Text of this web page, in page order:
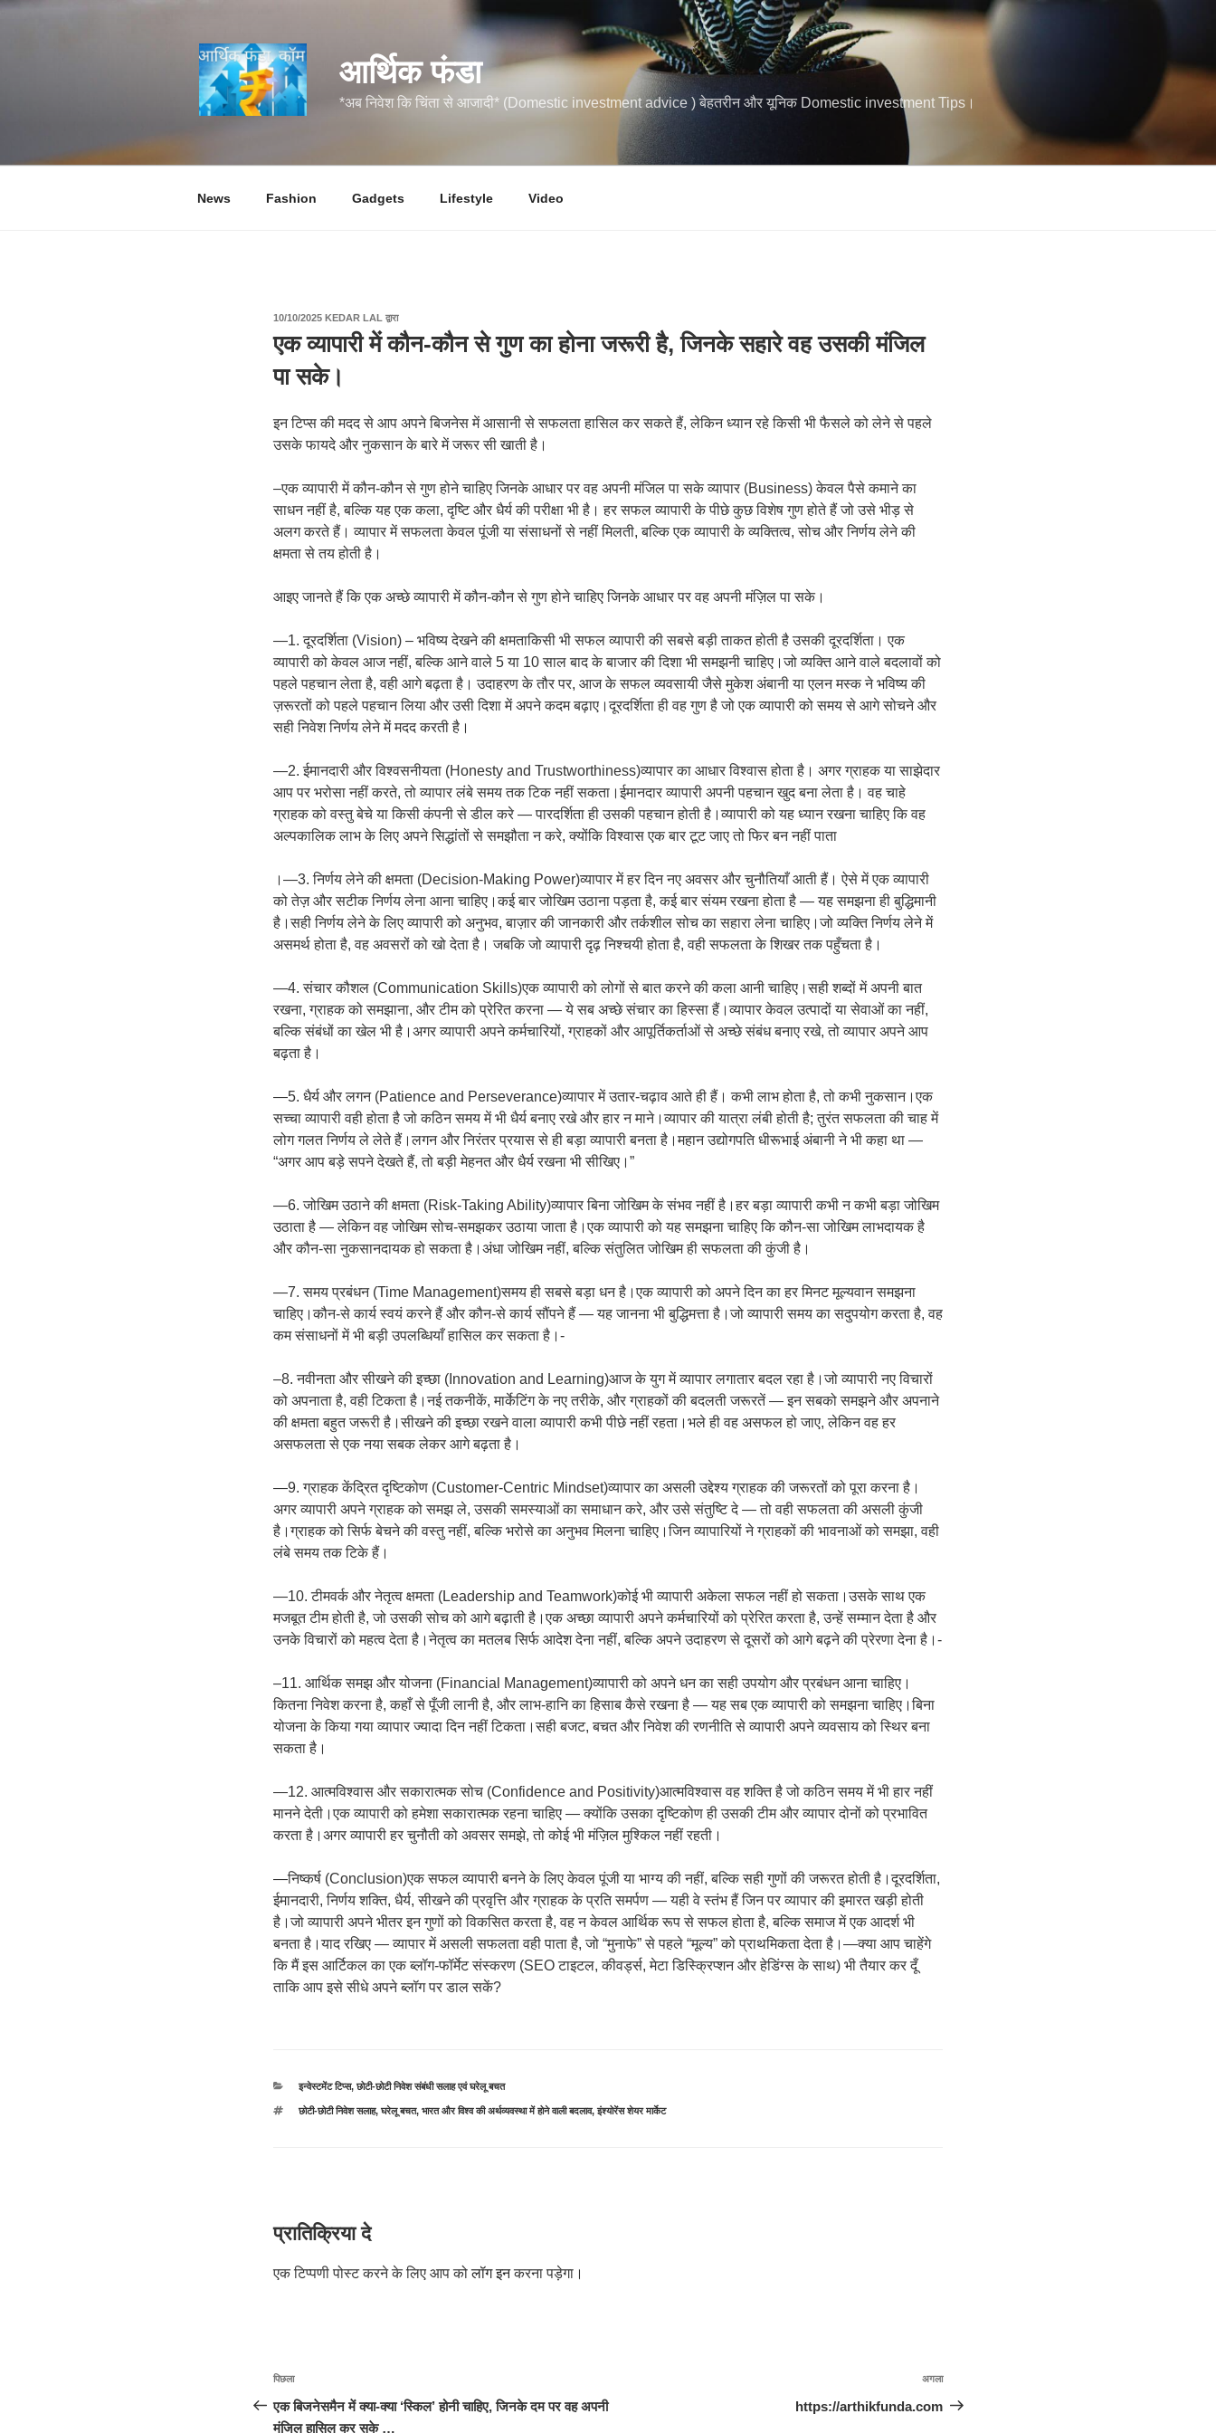
सामग्री
आर्थिक फंडा
*अब निवेश कि चिंता से आजादी* (Domestic investment advice ) बेहतरीन और यूनिक Domestic investment Tips।
News Fashion Gadgets Lifestyle Video
10/10/2025 पर
प्रकाशित
किया
KEDAR LAL द्वारा
एक व्यापारी में कौन-कौन से गुण का होना जरूरी है, जिनके सहारे वह उसकी मंजिल
पा सके।
इन टिप्स की मदद से आप अपने बिजनेस में आसानी से सफलता हासिल कर सकते हैं, लेकिन ध्यान रहे किसी भी फैसले को लेने से पहले
उसके फायदे और नुकसान के बारे में जरूर सी खाती है।
–एक व्यापारी में कौन-कौन से गुण होने चाहिए जिनके आधार पर वह अपनी मंजिल पा सके व्यापार (Business) केवल पैसे कमाने का
साधन नहीं है, बल्कि यह एक कला, दृष्टि और धैर्य की परीक्षा भी है। हर सफल व्यापारी के पीछे कुछ विशेष गुण होते हैं जो उसे भीड़ से
अलग करते हैं। व्यापार में सफलता केवल पूंजी या संसाधनों से नहीं मिलती, बल्कि एक व्यापारी के व्यक्तित्व, सोच और निर्णय लेने की
क्षमता से तय होती है।
आइए जानते हैं कि एक अच्छे व्यापारी में कौन-कौन से गुण होने चाहिए जिनके आधार पर वह अपनी मंज़िल पा सके।
—1. दूरदर्शिता (Vision) – भविष्य देखने की क्षमताकिसी भी सफल व्यापारी की सबसे बड़ी ताकत होती है उसकी दूरदर्शिता। एक
व्यापारी को केवल आज नहीं, बल्कि आने वाले 5 या 10 साल बाद के बाजार की दिशा भी समझनी चाहिए।जो व्यक्ति आने वाले बदलावों को
पहले पहचान लेता है, वही आगे बढ़ता है। उदाहरण के तौर पर, आज के सफल व्यवसायी जैसे मुकेश अंबानी या एलन मस्क ने भविष्य की
ज़रूरतों को पहले पहचान लिया और उसी दिशा में अपने कदम बढ़ाए।दूरदर्शिता ही वह गुण है जो एक व्यापारी को समय से आगे सोचने और
सही निवेश निर्णय लेने में मदद करती है।
—2. ईमानदारी और विश्वसनीयता (Honesty and Trustworthiness)व्यापार का आधार विश्वास होता है। अगर ग्राहक या साझेदार
आप पर भरोसा नहीं करते, तो व्यापार लंबे समय तक टिक नहीं सकता।ईमानदार व्यापारी अपनी पहचान खुद बना लेता है। वह चाहे
ग्राहक को वस्तु बेचे या किसी कंपनी से डील करे — पारदर्शिता ही उसकी पहचान होती है।व्यापारी को यह ध्यान रखना चाहिए कि वह
अल्पकालिक लाभ के लिए अपने सिद्धांतों से समझौता न करे, क्योंकि विश्वास एक बार टूट जाए तो फिर बन नहीं पाता
।—3. निर्णय लेने की क्षमता (Decision-Making Power)व्यापार में हर दिन नए अवसर और चुनौतियाँ आती हैं। ऐसे में एक व्यापारी
को तेज़ और सटीक निर्णय लेना आना चाहिए।कई बार जोखिम उठाना पड़ता है, कई बार संयम रखना होता है — यह समझना ही बुद्धिमानी
है।सही निर्णय लेने के लिए व्यापारी को अनुभव, बाज़ार की जानकारी और तर्कशील सोच का सहारा लेना चाहिए।जो व्यक्ति निर्णय लेने में
असमर्थ होता है, वह अवसरों को खो देता है। जबकि जो व्यापारी दृढ़ निश्चयी होता है, वही सफलता के शिखर तक पहुँचता है।
—4. संचार कौशल (Communication Skills)एक व्यापारी को लोगों से बात करने की कला आनी चाहिए।सही शब्दों में अपनी बात
रखना, ग्राहक को समझाना, और टीम को प्रेरित करना — ये सब अच्छे संचार का हिस्सा हैं।व्यापार केवल उत्पादों या सेवाओं का नहीं,
बल्कि संबंधों का खेल भी है।अगर व्यापारी अपने कर्मचारियों, ग्राहकों और आपूर्तिकर्ताओं से अच्छे संबंध बनाए रखे, तो व्यापार अपने आप
बढ़ता है।
—5. धैर्य और लगन (Patience and Perseverance)व्यापार में उतार-चढ़ाव आते ही हैं। कभी लाभ होता है, तो कभी नुकसान।एक
सच्चा व्यापारी वही होता है जो कठिन समय में भी धैर्य बनाए रखे और हार न माने।व्यापार की यात्रा लंबी होती है; तुरंत सफलता की चाह में
लोग गलत निर्णय ले लेते हैं।लगन और निरंतर प्रयास से ही बड़ा व्यापारी बनता है।महान उद्योगपति धीरूभाई अंबानी ने भी कहा था —
“अगर आप बड़े सपने देखते हैं, तो बड़ी मेहनत और धैर्य रखना भी सीखिए।”
—6. जोखिम उठाने की क्षमता (Risk-Taking Ability)व्यापार बिना जोखिम के संभव नहीं है।हर बड़ा व्यापारी कभी न कभी बड़ा जोखिम
उठाता है — लेकिन वह जोखिम सोच-समझकर उठाया जाता है।एक व्यापारी को यह समझना चाहिए कि कौन-सा जोखिम लाभदायक है
और कौन-सा नुकसानदायक हो सकता है।अंधा जोखिम नहीं, बल्कि संतुलित जोखिम ही सफलता की कुंजी है।
—7. समय प्रबंधन (Time Management)समय ही सबसे बड़ा धन है।एक व्यापारी को अपने दिन का हर मिनट मूल्यवान समझना
चाहिए।कौन-से कार्य स्वयं करने हैं और कौन-से कार्य सौंपने हैं — यह जानना भी बुद्धिमत्ता है।जो व्यापारी समय का सदुपयोग करता है, वह
कम संसाधनों में भी बड़ी उपलब्धियाँ हासिल कर सकता है।-
–8. नवीनता और सीखने की इच्छा (Innovation and Learning)आज के युग में व्यापार लगातार बदल रहा है।जो व्यापारी नए विचारों
को अपनाता है, वही टिकता है।नई तकनीकें, मार्केटिंग के नए तरीके, और ग्राहकों की बदलती जरूरतें — इन सबको समझने और अपनाने
की क्षमता बहुत जरूरी है।सीखने की इच्छा रखने वाला व्यापारी कभी पीछे नहीं रहता।भले ही वह असफल हो जाए, लेकिन वह हर
असफलता से एक नया सबक लेकर आगे बढ़ता है।
—9. ग्राहक केंद्रित दृष्टिकोण (Customer-Centric Mindset)व्यापार का असली उद्देश्य ग्राहक की जरूरतों को पूरा करना है।
अगर व्यापारी अपने ग्राहक को समझ ले, उसकी समस्याओं का समाधान करे, और उसे संतुष्टि दे — तो वही सफलता की असली कुंजी
है।ग्राहक को सिर्फ बेचने की वस्तु नहीं, बल्कि भरोसे का अनुभव मिलना चाहिए।जिन व्यापारियों ने ग्राहकों की भावनाओं को समझा, वही
लंबे समय तक टिके हैं।
—10. टीमवर्क और नेतृत्व क्षमता (Leadership and Teamwork)कोई भी व्यापारी अकेला सफल नहीं हो सकता।उसके साथ एक
मजबूत टीम होती है, जो उसकी सोच को आगे बढ़ाती है।एक अच्छा व्यापारी अपने कर्मचारियों को प्रेरित करता है, उन्हें सम्मान देता है और
उनके विचारों को महत्व देता है।नेतृत्व का मतलब सिर्फ आदेश देना नहीं, बल्कि अपने उदाहरण से दूसरों को आगे बढ़ने की प्रेरणा देना है।-
–11. आर्थिक समझ और योजना (Financial Management)व्यापारी को अपने धन का सही उपयोग और प्रबंधन आना चाहिए।
कितना निवेश करना है, कहाँ से पूँजी लानी है, और लाभ-हानि का हिसाब कैसे रखना है — यह सब एक व्यापारी को समझना चाहिए।बिना
योजना के किया गया व्यापार ज्यादा दिन नहीं टिकता।सही बजट, बचत और निवेश की रणनीति से व्यापारी अपने व्यवसाय को स्थिर बना
सकता है।
—12. आत्मविश्वास और सकारात्मक सोच (Confidence and Positivity)आत्मविश्वास वह शक्ति है जो कठिन समय में भी हार नहीं
मानने देती।एक व्यापारी को हमेशा सकारात्मक रहना चाहिए — क्योंकि उसका दृष्टिकोण ही उसकी टीम और व्यापार दोनों को प्रभावित
करता है।अगर व्यापारी हर चुनौती को अवसर समझे, तो कोई भी मंज़िल मुश्किल नहीं रहती।
—निष्कर्ष (Conclusion)एक सफल व्यापारी बनने के लिए केवल पूंजी या भाग्य की नहीं, बल्कि सही गुणों की जरूरत होती है।दूरदर्शिता,
ईमानदारी, निर्णय शक्ति, धैर्य, सीखने की प्रवृत्ति और ग्राहक के प्रति समर्पण — यही वे स्तंभ हैं जिन पर व्यापार की इमारत खड़ी होती
है।जो व्यापारी अपने भीतर इन गुणों को विकसित करता है, वह न केवल आर्थिक रूप से सफल होता है, बल्कि समाज में एक आदर्श भी
बनता है।याद रखिए — व्यापार में असली सफलता वही पाता है, जो “मुनाफे” से पहले “मूल्य” को प्राथमिकता देता है।—क्या आप चाहेंगे
कि मैं इस आर्टिकल का एक ब्लॉग-फॉर्मेट संस्करण (SEO टाइटल, कीवर्ड्स, मेटा डिस्क्रिप्शन और हेडिंग्स के साथ) भी तैयार कर दूँ
ताकि आप इसे सीधे अपने ब्लॉग पर डाल सकें?
श्रेणियाँ
इन्वेस्टमेंट टिप्स, छोटी-छोटी निवेश संबंधी सलाह एवं घरेलू बचत
टैग
छोटी-छोटी निवेश सलाह, घरेलू बचत, भारत और विश्व की अर्थव्यवस्था में होने वाली बदलाव, इंश्योरेंस शेयर मार्केट
प्रातिक्रिया दे
एक टिप्पणी पोस्ट करने के लिए आप कोलॉग इनकरना पड़ेगा।
पोस्ट
नेविगेशन
पिछला
पोस्ट:
पिछला
एक बिजनेसमैन में क्या-क्या ‘स्किल’ होनी चाहिए, जिनके दम पर वह अपनी
मंजिल हासिल कर सके …
अगली
पोस्ट
अगला
https://arthikfunda.com